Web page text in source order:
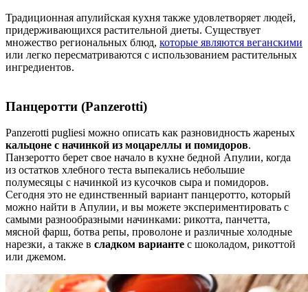
Традиционная апулийская кухня также удовлетворяет людей,
придерживающихся растительной диеты. Существует
множество региональных блюд, которые являются веганскими
или легко пересматриваются с использованием растительных
ингредиентов.
Панцеротти (Panzerotti)
Panzerotti pugliesi можно описать как разновидность жареных
кальцоне с начинкой из моцареллы и помидоров.
Панзеротто берет свое начало в кухне бедной Апулии, когда
из остатков хлебного теста выпекались небольшие
полумесяцы с начинкой из кусочков сыра и помидоров.
Сегодня это не единственный вариант панцеротто, который
можно найти в Апулии, и вы можете экспериментировать с
самыми разнообразными начинками: рикотта, панчетта,
мясной фарш, ботва репы, проволоне и различные холодные
нарезки, а также в сладком варианте с шоколадом, рикоттой
или джемом.